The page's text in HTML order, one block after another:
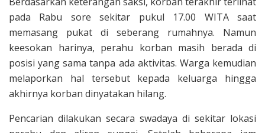
pada Rabu sore sekitar pukul 17.00 WITA saat
memasang pukat di seberang rumahnya. Namun
keesokan harinya, perahu korban masih berada di
posisi yang sama tanpa ada aktivitas. Warga kemudian
melaporkan hal tersebut kepada keluarga hingga
akhirnya korban dinyatakan hilang.
Pencarian dilakukan secara swadaya di sekitar lokasi